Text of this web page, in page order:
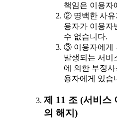
책임은 이용자
② 명백한 사유
용자가 이용자
수 없습니다.
③ 이용자에게
발생되는 서비
에 의한 부정사
용자에게 있습
제 11 조 (서비스
의 해지)